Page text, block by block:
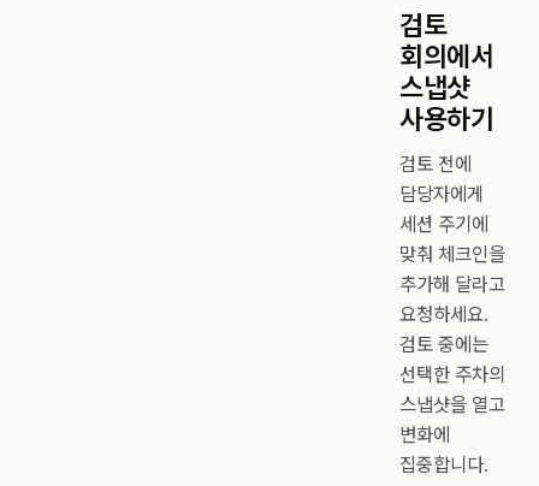
검토
회의에서
스냅샷
사용하기
검토 전에
담당자에게
세션 주기에
맞춰 체크인을
추가해 달라고
요청하세요.
검토 중에는
선택한 주차의
스냅샷을 열고
변화에
집중합니다.